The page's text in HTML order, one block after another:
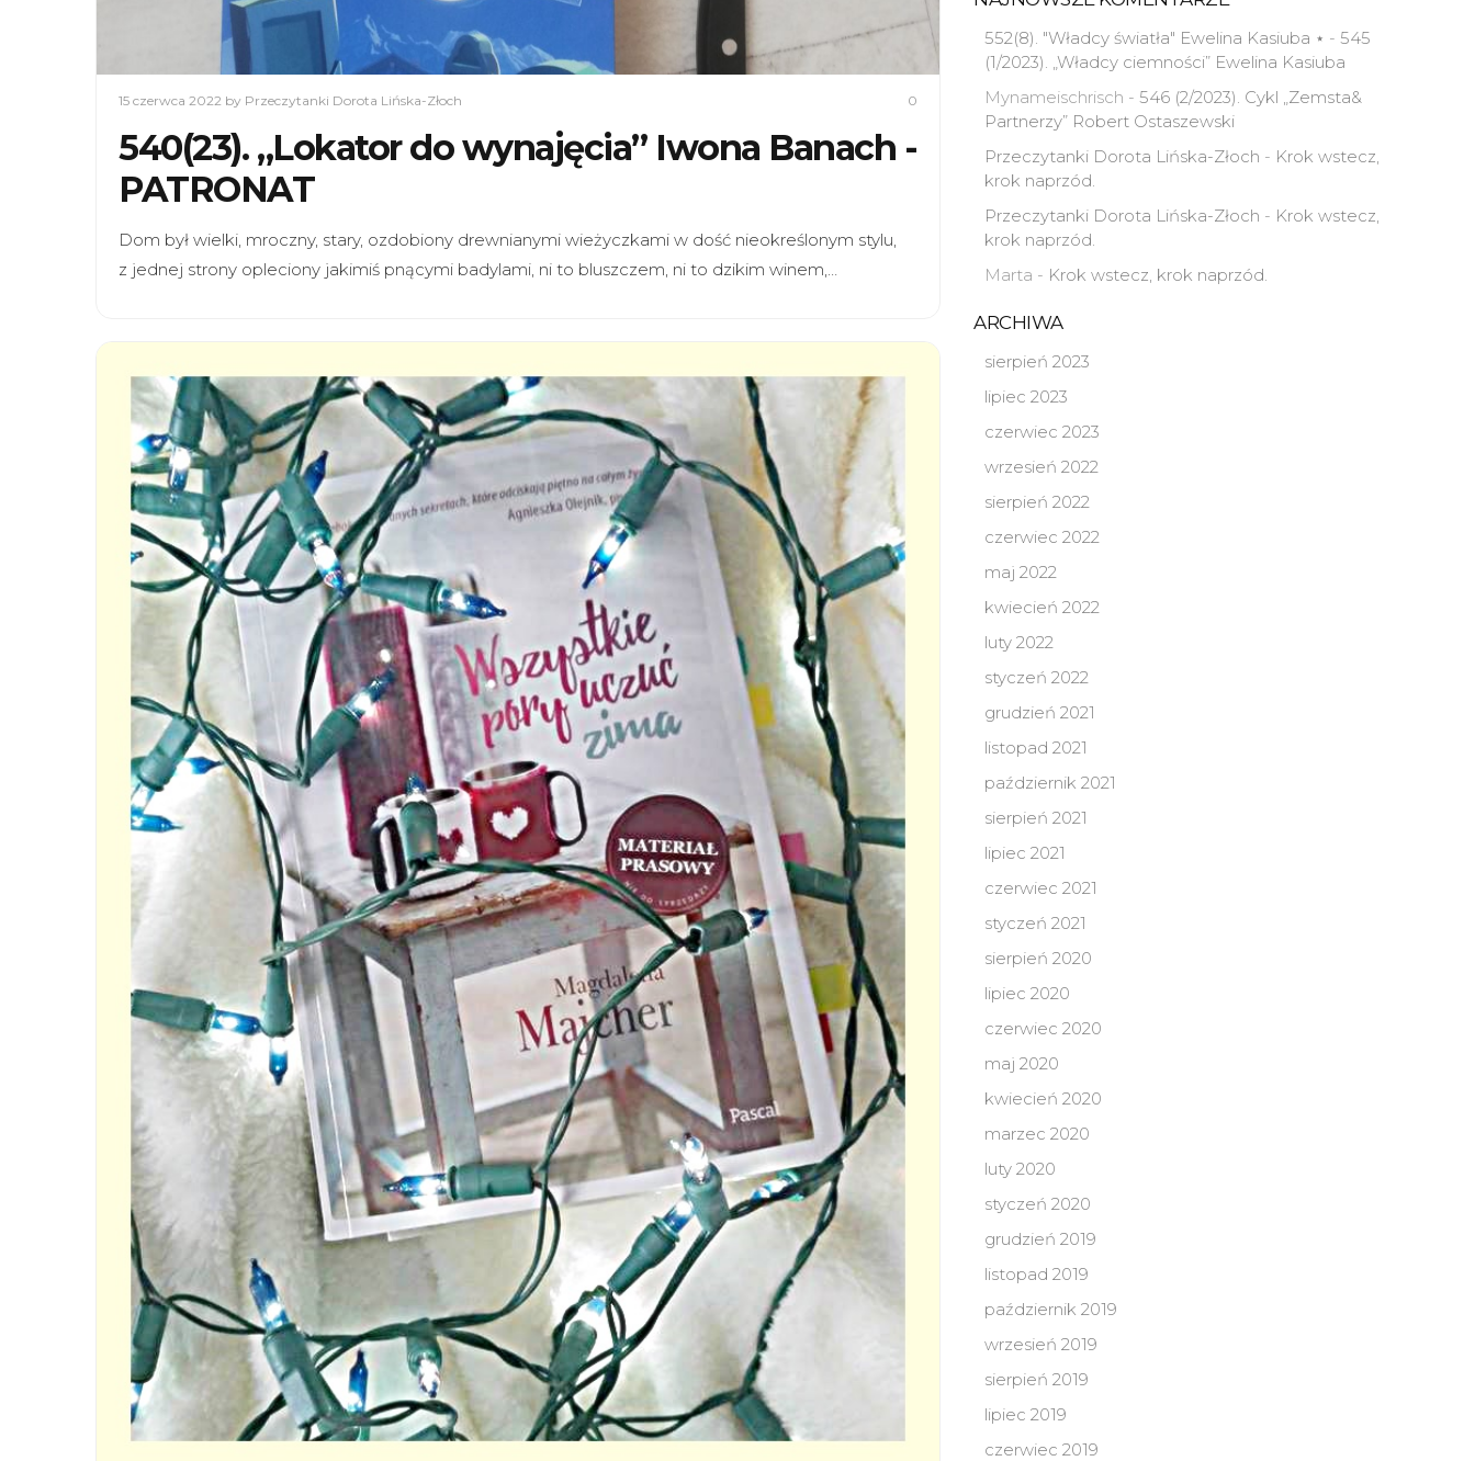
15 czerwca 2022 by Przeczytanki Dorota Lińska-Złoch 0
540(23). „Lokator do wynajęcia” Iwona Banach -
PATRONAT
Dom był wielki, mroczny, stary, ozdobiony drewnianymi wieżyczkami w dość nieokreślonym stylu,
z jednej strony opleciony jakimiś pnącymi badylami, ni to bluszczem, ni to dzikim winem,…
552(8). "Władcy światła" Ewelina Kasiuba ⋆ - 545
(1/2023). „Władcy ciemności” Ewelina Kasiuba
Mynameischrisch - 546 (2/2023). Cykl „Zemsta&
Partnerzy” Robert Ostaszewski
Przeczytanki Dorota Lińska-Złoch - Krok wstecz,
krok naprzód.
Przeczytanki Dorota Lińska-Złoch - Krok wstecz,
krok naprzód.
Marta - Krok wstecz, krok naprzód.
ARCHIWA
sierpień 2023
lipiec 2023
czerwiec 2023
wrzesień 2022
sierpień 2022
czerwiec 2022
maj 2022
kwiecień 2022
luty 2022
styczeń 2022
grudzień 2021
listopad 2021
październik 2021
sierpień 2021
lipiec 2021
czerwiec 2021
styczeń 2021
sierpień 2020
lipiec 2020
czerwiec 2020
maj 2020
kwiecień 2020
marzec 2020
luty 2020
styczeń 2020
grudzień 2019
listopad 2019
październik 2019
wrzesień 2019
sierpień 2019
lipiec 2019
czerwiec 2019